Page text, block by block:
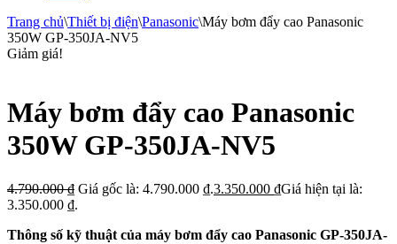
Trang chủ\Thiết bị điện\Panasonic\Máy bơm đẩy cao Panasonic
350W GP-350JA-NV5
Giảm giá!
Máy bơm đẩy cao Panasonic
350W GP-350JA-NV5
4.790.000₫ Giá gốc là: 4.790.000 ₫.3.350.000 ₫Giá hiện tại là:
3.350.000 ₫.
Thông số kỹ thuật của máy bơm đẩy cao Panasonic GP-350JA-